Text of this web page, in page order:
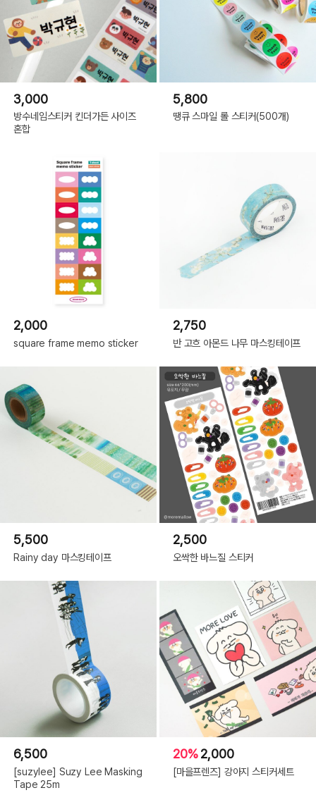
3,000
방수네임스티커 킨더가든 사이즈
혼합
5,800
땡큐 스마일 롤 스티커(500개)
2,000
square frame memo sticker
2,750
반 고흐 아몬드 나무 마스킹테이프
5,500
Rainy day 마스킹테이프
2,500
오싹한 바느질 스티커
6,500
[suzylee] Suzy Lee Masking
Tape 25m
20%2,000
[마을프렌즈] 강아지 스티커세트